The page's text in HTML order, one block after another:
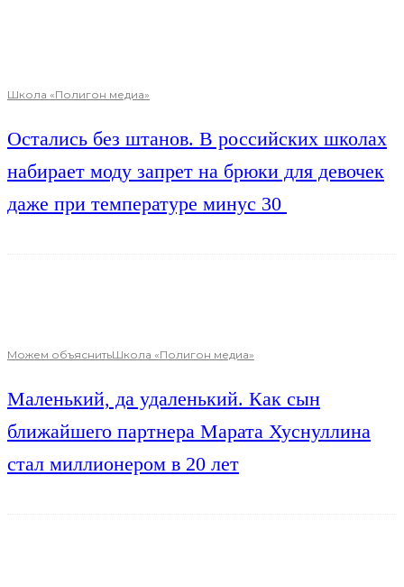
Школа «Полигон медиа»
Остались без штанов. В российских школах
набирает моду запрет на брюки для девочек
даже при температуре минус 30
Можем объяснитьШкола «Полигон медиа»
Маленький, да удаленький. Как сын
ближайшего партнера Марата Хуснуллина
стал миллионером в 20 лет